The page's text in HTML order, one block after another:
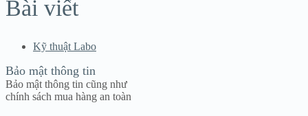
Bài viết
Kỹ thuật Labo
Bảo mật thông tin
Bảo mật thông tin cũng như
chính sách mua hàng an toàn